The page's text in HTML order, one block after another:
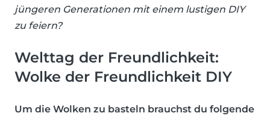
jüngeren Generationen mit einem lustigen DIY
zu feiern?
Welttag der Freundlichkeit:
Wolke der Freundlichkeit DIY
Um die Wolken zu basteln brauchst du folgende